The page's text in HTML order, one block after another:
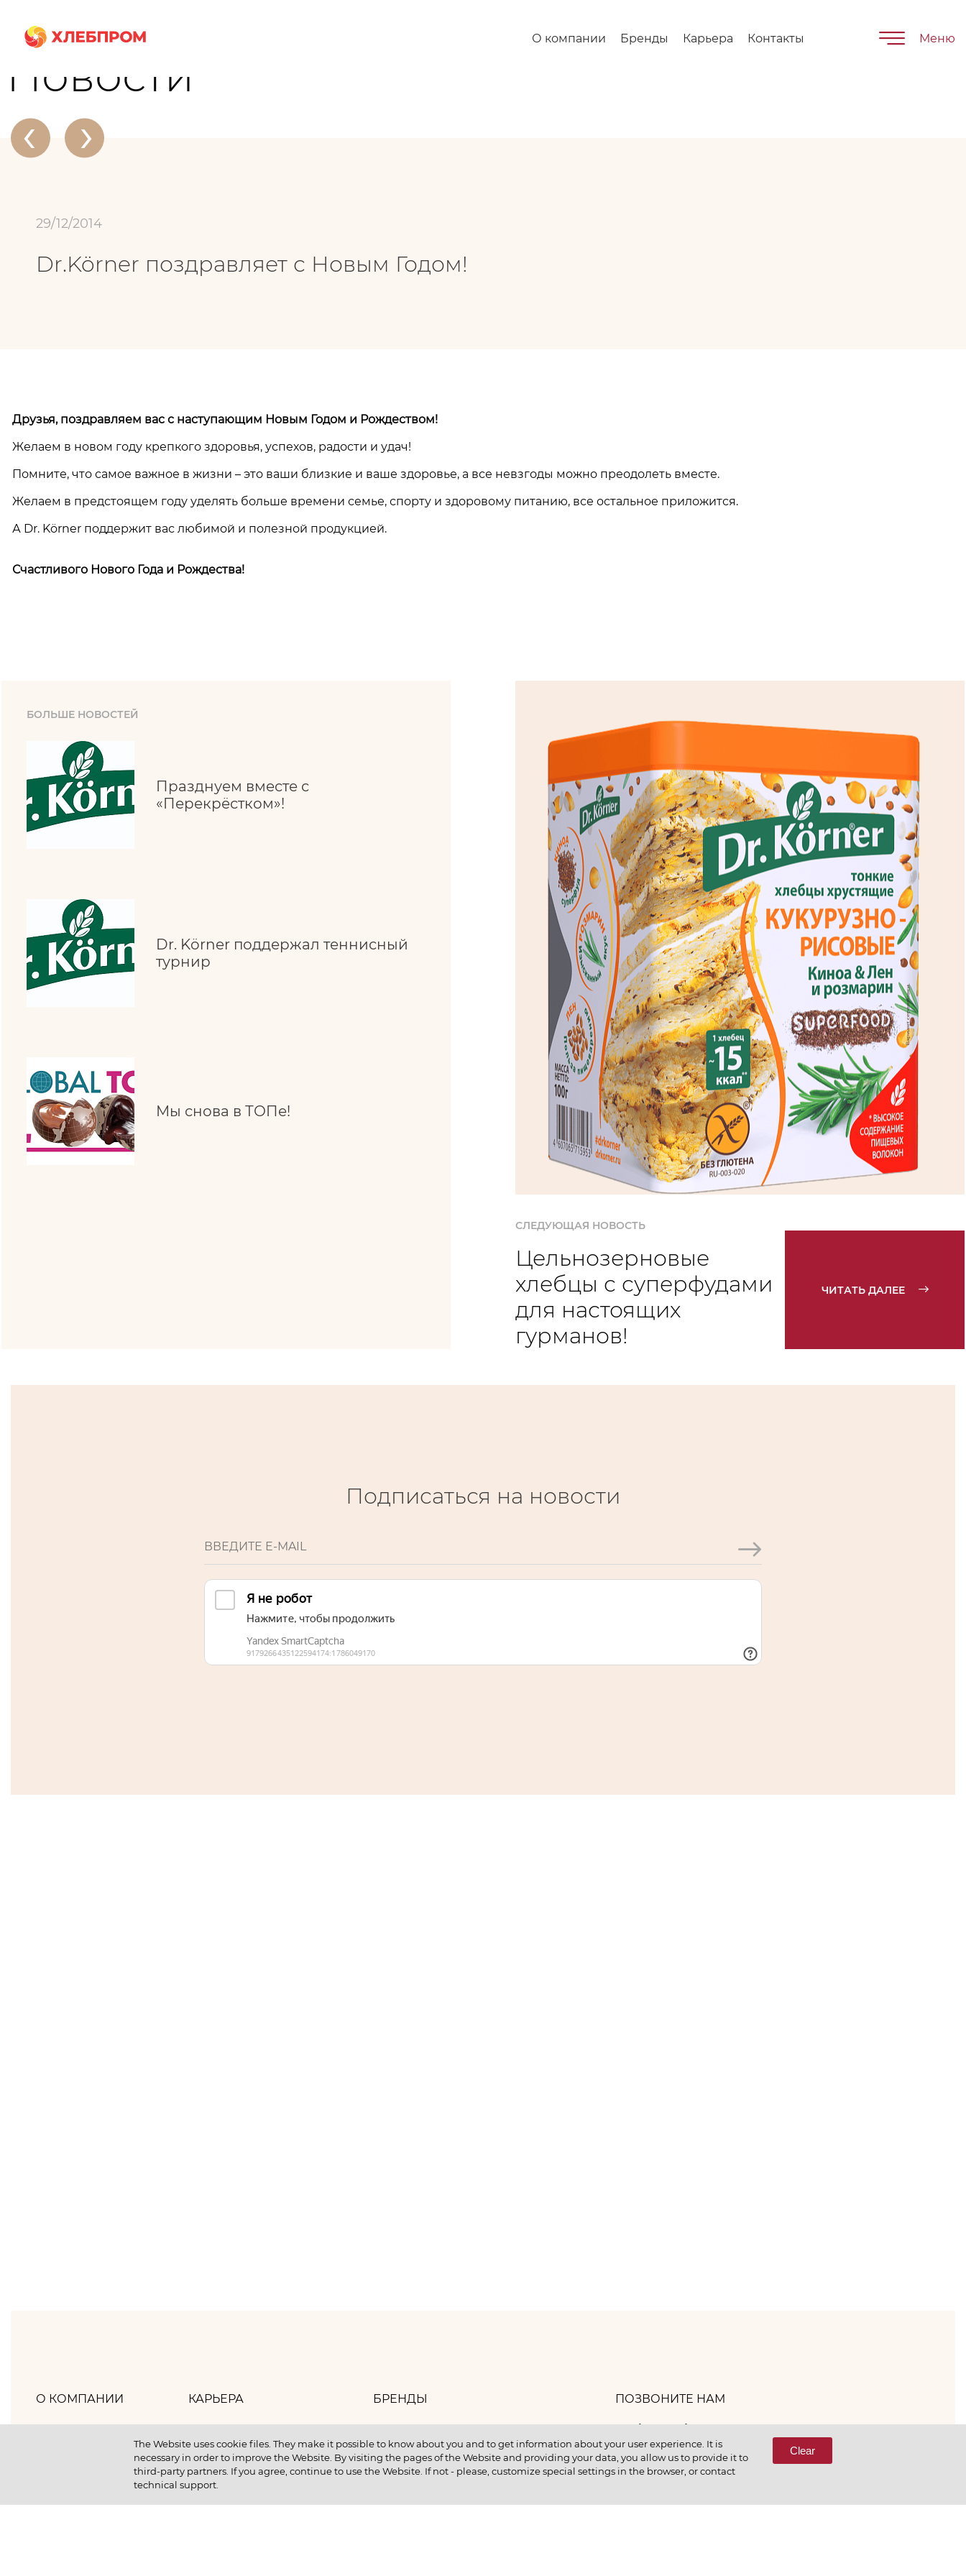
О компании Бренды Карьера Контакты Меню
Главная О компании Новости
Новости
‹ ›
29/12/2014
Dr.Körner поздравляет с Новым Годом!
Друзья, поздравляем вас с наступающим Новым Годом и Рождеством!
Желаем в новом году крепкого здоровья, успехов, радости и удач!
Помните, что самое важное в жизни – это ваши близкие и ваше здоровье, а все невзгоды можно преодолеть вместе.
Желаем в предстоящем году уделять больше времени семье, спорту и здоровому питанию, все остальное приложится.
А Dr. Körner поддержит вас любимой и полезной продукцией.
Счастливого Нового Года и Рождества!
БОЛЬШЕ НОВОСТЕЙ
Празднуем вместе с
«Перекрёстком»!
Dr. Körner поддержал теннисный
турнир
Мы снова в ТОПе!
СЛЕДУЮЩАЯ НОВОСТЬ
Цельнозерновые
хлебцы с суперфудами
для настоящих
гурманов!
ЧИТАТЬ ДАЛЕЕ
Подписаться на новости
О КОМПАНИИ
Политика компании
КАРЬЕРА
Как мы отдыхаем
Как мы учимся
БРЕНДЫ
КОНТАКТЫ
ПОЗВОНИТЕ НАМ
8 (800) 333-65-66
The Website uses cookie files. They make it possible to know about you and to get information about your user experience. It is
necessary in order to improve the Website. By visiting the pages of the Website and providing your data, you allow us to provide it to
third-party partners. If you agree, continue to use the Website. If not - please, customize special settings in the browser, or contact
technical support.
Clear